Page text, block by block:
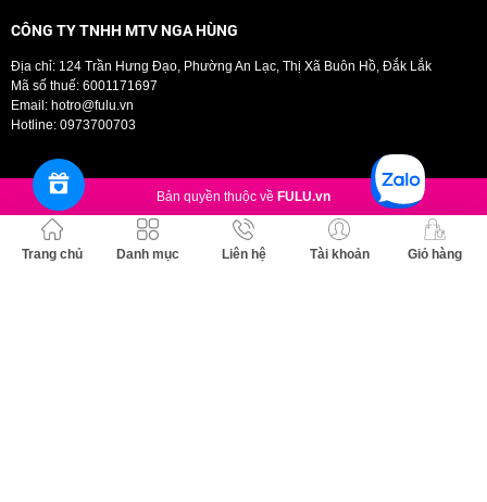
CÔNG TY TNHH MTV NGA HÙNG
Địa chỉ: 124 Trần Hưng Đạo, Phường An Lạc, Thị Xã Buôn Hồ, Đắk Lắk
Mã số thuế: 6001171697
Email: hotro@fulu.vn
Hotline: 0973700703
Bản quyền thuộc về FULU.vn
Trang chủ Danh mục Liên hệ Tài khoản Giỏ hàng